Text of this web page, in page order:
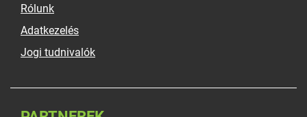
Rólunk
Adatkezelés
Jogi tudnivalók